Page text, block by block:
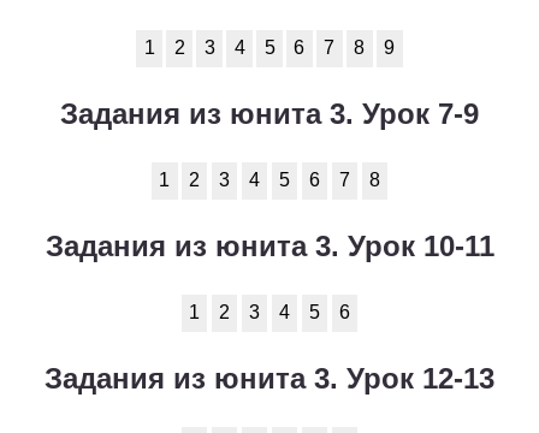
1 2 3 4 5 6 7 8 9
Задания из юнита 3. Урок 7-9
1 2 3 4 5 6 7 8
Задания из юнита 3. Урок 10-11
1 2 3 4 5 6
Задания из юнита 3. Урок 12-13